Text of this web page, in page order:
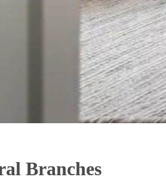
Branches